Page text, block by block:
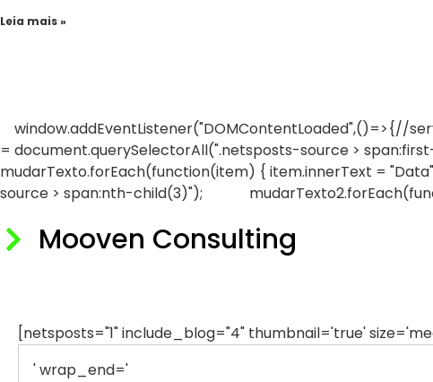
Leia mais »
= document.querySelectorAll(".netsposts-source >
mudarTexto.forEach(function(item) { item.innerText =
source > span:nth-child(3)");
Mooven Consulting
[netsposts="1" include_blog="4" thumbnail='true'
' wrap_end='